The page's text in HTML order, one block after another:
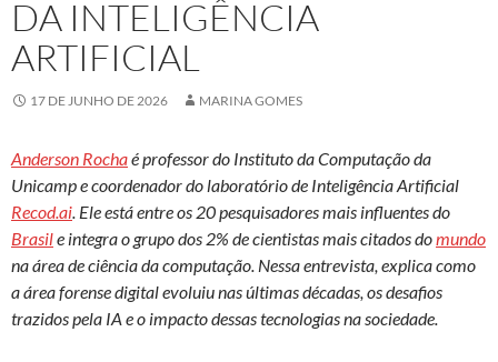
DA INTELIGÊNCIA
ARTIFICIAL
17 DE JUNHO DE 2026 MARINA GOMES
Anderson Rochaé professor do Instituto da Computação da
Unicamp e coordenador do laboratório de Inteligência Artificial
Recod.ai. Ele está entre os 20 pesquisadores mais influentes do
Brasile integra o grupo dos 2% de cientistas mais citados domundo
na área de ciência da computação. Nessa entrevista, explica como
a área forense digital evoluiu nas últimas décadas, os desafios
trazidos pela IA e o impacto dessas tecnologias na sociedade.